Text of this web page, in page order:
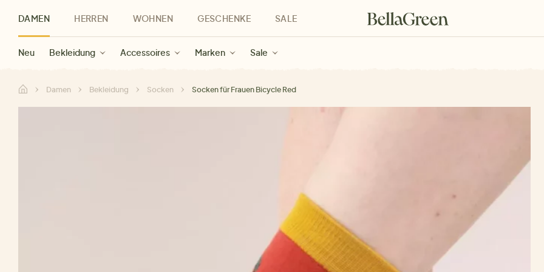
DAMEN
Neu Bekleidung Accessoires Marken Sale
HERREN
Herren Neu Bekleidung Marken Sale
WOHNEN
Kategorien Marken Sale
GESCHENKE
Geschenke für Frauen Geschenke für Männer Geschenke für Kinder
SALE
Sale Damen Sale Herren
Damen Bekleidung Socken Socken für Frauen Bicycle Red